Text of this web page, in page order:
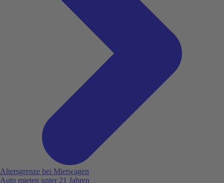
Altersgrenze bei Mietwagen
Auto mieten unter 21 Jahren